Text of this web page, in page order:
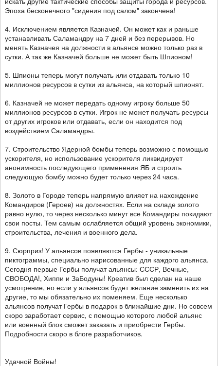
Эпоха бесконечного "сидения под салом" закончена!
4. Исключением является Казначей. Он может как и раньше
устанавливать Саламандру на 7 дней и без перерывов. Но
менять Казначея на должности в альянсе можно только раз в
сутки. А так же Казначей больше не может быть Шпионом!
5. Шпионы теперь могут получать или отдавать только 10
миллионов ресурсов в сутки из альянса, на который шпионят.
6. Казначей не может передать одному игроку больше 50
миллионов ресурсов в сутки. Игрок не может получать ресурсы
от других игроков или отдавать, если он находится под
воздействием Саламандры.
7. Строительство Ядерной бомбы теперь возможно с помощью
ускорителя, но использование ускорителя ликвидирует
анонимность последующего применения ЯБ и строить
следующую бомбу можно будет только через 24 часа.
8. Золото в Городе теперь напрямую влияет на нахождение
Командиров (Героев) на должностях. Если на складе золото
равно нулю, то через несколько минут все Командиры покидают
свои посты. Тем самым ослабляется общий уровень экономики,
строительства, лечения и военного дела.
9. Сюрприз! У альянсов появляются Гербы - уникальные
пиктограммы, специально нарисованные для каждого альянса.
Сегодня первые Гербы получат альянсы: СССР, Вечные,
СВОБОДА!, Хиппи и ЗаБодуны! Креатив был сделан на наше
усмотрение, но если у альянсов будет желание заменить их на
другие, то мы обязательно их поменяем. Еще несколько
альянсов получат Гербы в подарок в ближайшие дни. Но совсем
скоро заработает сервис, с помощью которого любой альянс
или военный блок сможет заказать и приобрести Гербы.
Подробности скоро в блоге разработчиков.
Удачной Войны!